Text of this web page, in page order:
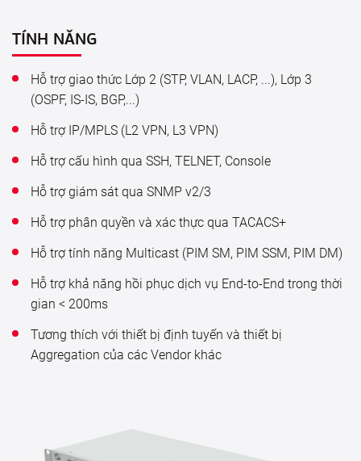
TÍNH NĂNG
Hỗ trợ giao thức Lớp 2 (STP, VLAN, LACP, ...), Lớp 3
(OSPF, IS-IS, BGP,...)
Hỗ trợ IP/MPLS (L2 VPN, L3 VPN)
Hỗ trợ cấu hình qua SSH, TELNET, Console
Hỗ trợ giám sát qua SNMP v2/3
Hỗ trợ phân quyền và xác thực qua TACACS+
Hỗ trợ tính năng Multicast (PIM SM, PIM SSM, PIM DM)
Hỗ trợ khả năng hồi phục dịch vụ End-to-End trong thời
gian < 200ms
Tương thích với thiết bị định tuyến và thiết bị
Aggregation của các Vendor khác